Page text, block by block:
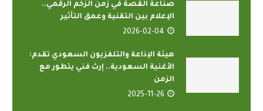
صناعة القصة في زمن الزخم الرقمي..
الإعلام بين التقنية وعمق التأثير
2026-02-04
هيئة الإذاعة والتلفزيون السعودي تقدم:
الأغنية السعودية.. إرث فني يتطور مع
الزمن
2025-11-26